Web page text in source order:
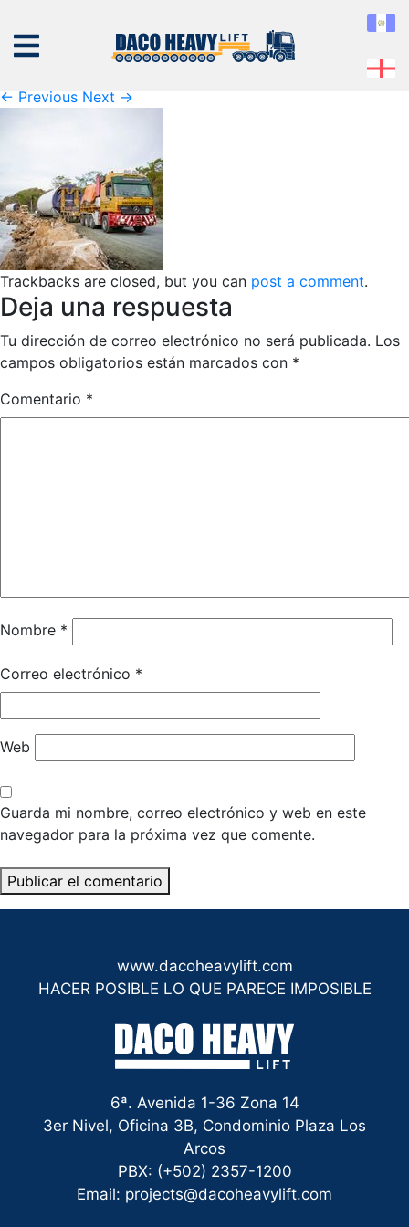
NOSOTROS
EQUIPO
SERVICIOS
PROYECTOS
Published 04 de September de 2019at178 × 178
← Previous Next →
Trackbacks are closed, but you can post a comment.
Deja una respuesta
Tu dirección de correo electrónico no será publicada. Los
campos obligatorios están marcados con *
Comentario *
Nombre *
Correo electrónico *
Web
Guarda mi nombre, correo electrónico y web en este
navegador para la próxima vez que comente.
www.dacoheavylift.com
HACER POSIBLE LO QUE PARECE IMPOSIBLE
6ª. Avenida 1-36 Zona 14
3er Nivel, Oficina 3B, Condominio Plaza Los
Arcos
PBX: (+502) 2357-1200
Email: projects@dacoheavylift.com